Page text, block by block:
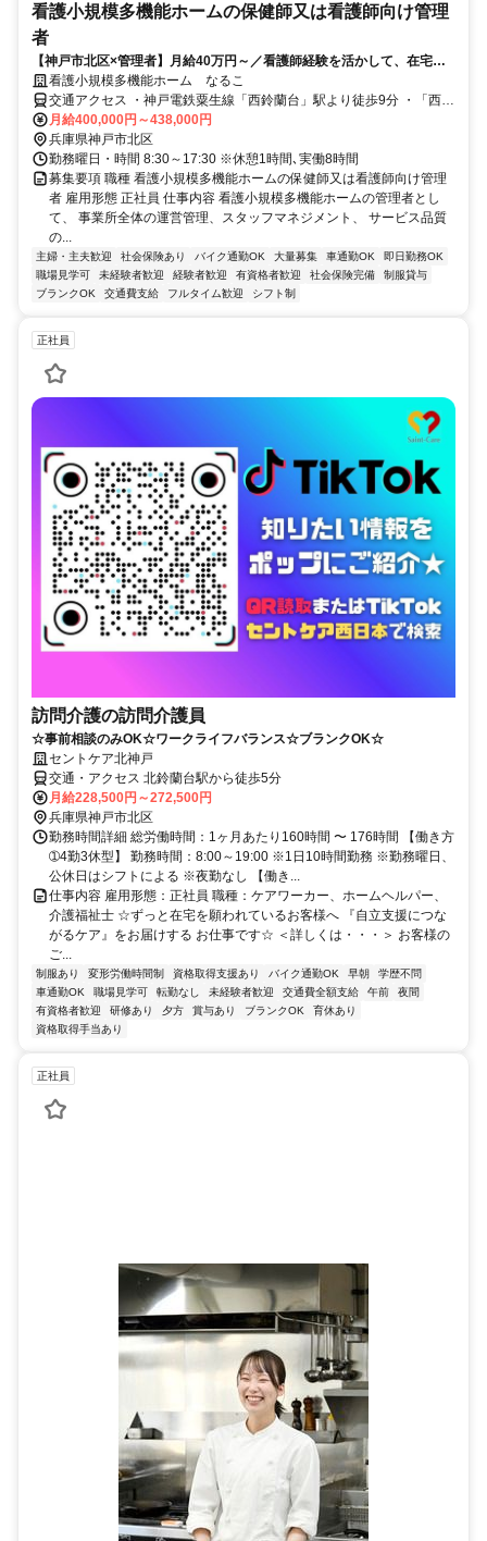
看護小規模多機能ホームの保健師又は看護師向け管理
者
【神戸市北区×管理者】月給40万円～／看護師経験を活かして、在宅支
援の中心を担う管理者へ
看護小規模多機能ホーム なるこ
交通アクセス ・神戸電鉄粟生線「西鈴蘭台」駅より徒歩9分 ・「西鈴
蘭台駅前」バス停より徒歩9分
月給400,000円～438,000円
兵庫県神戸市北区
勤務曜日・時間 8:30～17:30 ※休憩1時間､実働8時間
募集要項 職種 看護小規模多機能ホームの保健師又は看護師向け管理
者 雇用形態 正社員 仕事内容 看護小規模多機能ホームの管理者とし
て、 事業所全体の運営管理、スタッフマネジメント、 サービス品質
の...
主婦・主夫歓迎 社会保険あり バイク通勤OK 大量募集 車通勤OK
即日勤務OK
職場見学可
未経験者歓迎 経験者歓迎 有資格者歓迎 社会保険完備
制服貸与
ブランクOK
交通費支給 フルタイム歓迎 シフト制
正社員
訪問介護の訪問介護員
☆事前相談のみOK☆ワークライフバランス☆ブランクOK☆
セントケア北神戸
交通・アクセス 北鈴蘭台駅から徒歩5分
月給228,500円～272,500円
兵庫県神戸市北区
勤務時間詳細 総労働時間：1ヶ月あたり160時間 〜 176時間 【働き方
➀4勤3休型】 勤務時間：8:00～19:00 ※1日10時間勤務 ※勤務曜日、
公休日はシフトによる ※夜勤なし 【働き...
仕事内容 雇用形態：正社員 職種：ケアワーカー、ホームヘルパー、
介護福祉士 ☆ずっと在宅を願われているお客様へ 『自立支援につな
がるケア』をお届けする お仕事です☆ ＜詳しくは・・・＞ お客様の
ご...
制服あり 変形労働時間制 資格取得支援あり バイク通勤OK 早朝
学歴不問
車通勤OK
職場見学可 転勤なし 未経験者歓迎 交通費全額支給 午前
夜間
有資格者歓迎
研修あり 夕方 賞与あり ブランクOK
育休あり
資格取得手当あり
正社員